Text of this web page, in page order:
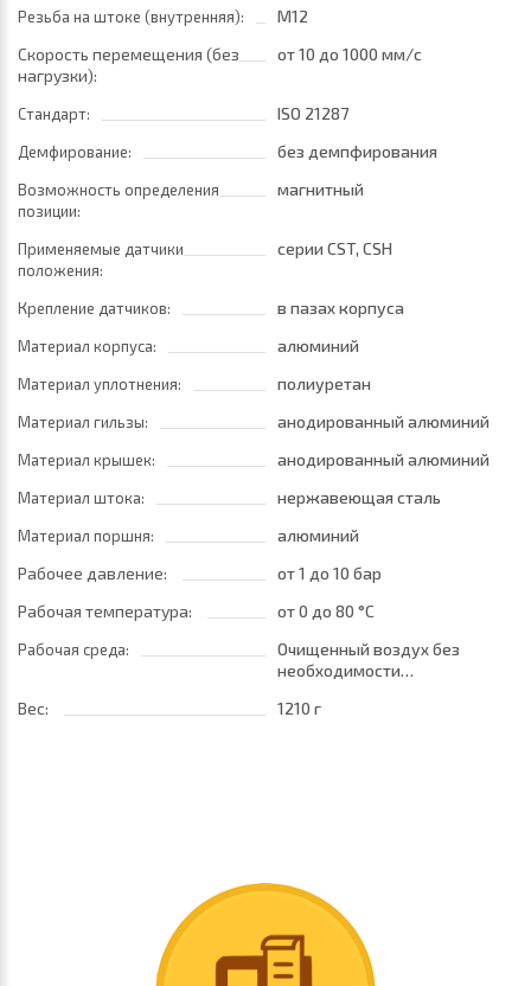
Резьба на штоке (внутренняя):
M12
Скорость перемещения (без
нагрузки):
от 10 до 1000 мм/с
Стандарт: ISO 21287
Демфирование: без демпфирования
Возможность определения
позиции:
магнитный
Применяемые датчики
положения:
серии CST, CSH
Крепление датчиков: в пазах корпуса
Материал корпуса: алюминий
Материал уплотнения: полиуретан
Материал гильзы: анодированный алюминий
Материал крышек: анодированный алюминий
Материал штока: нержавеющая сталь
Материал поршня:
алюминий
Рабочее давление:
от 1 до 10 бар
Рабочая температура:
от 0 до 80 °C
Рабочая среда:
Очищенный воздух без
необходимости
установка центробежного
Вес: 1210 г